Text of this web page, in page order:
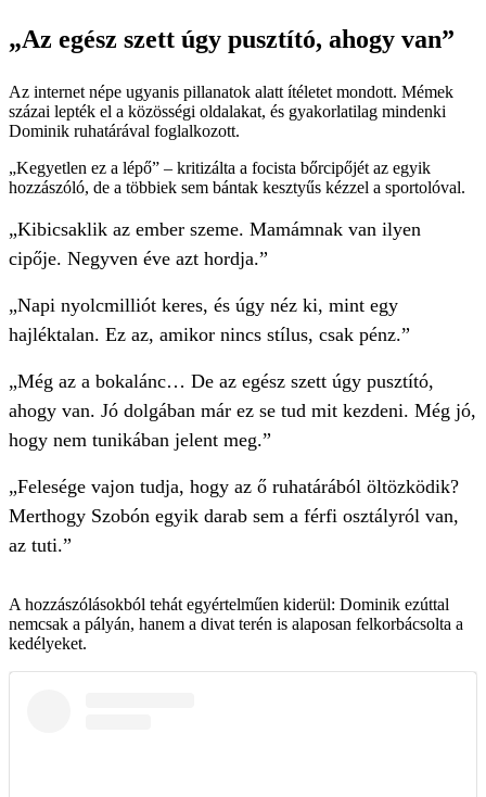
„Az egész szett úgy pusztító, ahogy van”
Az internet népe ugyanis pillanatok alatt ítéletet mondott. Mémek
százai lepték el a közösségi oldalakat, és gyakorlatilag mindenki
Dominik ruhatárával foglalkozott.
„Kegyetlen ez a lépő” – kritizálta a focista bőrcipőjét az egyik
hozzászóló, de a többiek sem bántak kesztyűs kézzel a sportolóval.
„Kibicsaklik az ember szeme. Mamámnak van ilyen
cipője. Negyven éve azt hordja.”
„Napi nyolcmilliót keres, és úgy néz ki, mint egy
hajléktalan. Ez az, amikor nincs stílus, csak pénz.”
„Még az a bokalánc… De az egész szett úgy pusztító,
ahogy van. Jó dolgában már ez se tud mit kezdeni. Még jó,
hogy nem tunikában jelent meg.”
„Felesége vajon tudja, hogy az ő ruhatárából öltözködik?
Merthogy Szobón egyik darab sem a férfi osztályról van,
az tuti.”
A hozzászólásokból tehát egyértelműen kiderül: Dominik ezúttal
nemcsak a pályán, hanem a divat terén is alaposan felkorbácsolta a
kedélyeket.